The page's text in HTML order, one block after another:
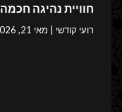
חוויית נהיגה חכמה
רועי קודשי מאי 21, 2026